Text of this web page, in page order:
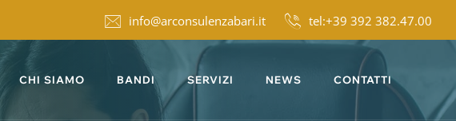
info@arconsulenzabari.it tel:+39 392 382.47.00
CHI SIAMO BANDI SERVIZI NEWS CONTATTI